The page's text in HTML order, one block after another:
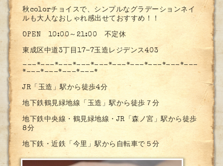
秋colorチョイスで、シンプルなグラデーションネイ
ルも大人なおしゃれ感出せておすすめ！！
OPEN 10:00～21:00 不定休
東成区中道3丁目17-7玉造レジデンス403
---*---*---*---*---*---*---*---*---*---
*---*---*---*---*
JR「玉造」駅から徒歩4分
地下鉄鶴見緑地線「玉造」駅から徒歩７分
地下鉄中央線・鶴見緑地線・JR「森ノ宮」駅から徒歩
8分
地下鉄・近鉄「今里」駅から自転車で５分